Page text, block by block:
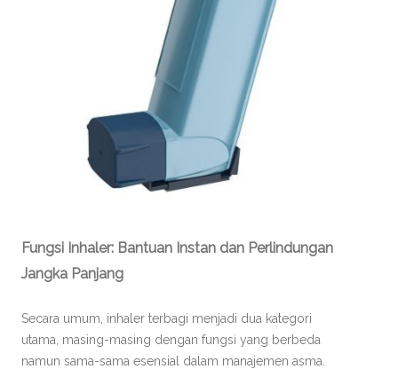
Fungsi Inhaler: Bantuan Instan dan Perlindungan
Jangka Panjang
Secara umum, inhaler terbagi menjadi dua kategori
utama, masing-masing dengan fungsi yang berbeda
namun sama-sama esensial dalam manajemen asma.